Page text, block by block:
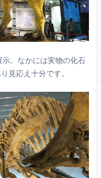
。なかには実物の化石
見応え十分です。